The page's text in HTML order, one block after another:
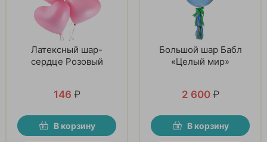
Латексный шар-
сердце Розовый
146 ₽
В корзину
Большой шар Бабл
«Целый мир»
2 600 ₽
В корзину